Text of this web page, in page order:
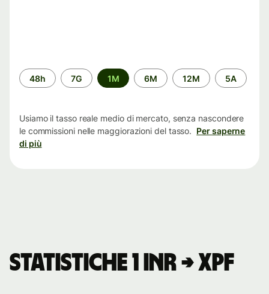
Periodo
di
48h 7G 1M 6M 12M 5A
Usiamo il tasso reale medio di mercato, senza nascondere
le commissioni nelle maggiorazioni del tasso. Per saperne
di più
Statistiche 1 INR → XPF